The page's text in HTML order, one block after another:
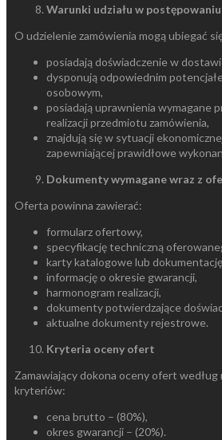
Warunki udziału w postępowaniu
O udzielenie zamówienia mogą ubiegać
posiadają doświadczenie w
dysponują odpowiednim
osobowym,
posiadają uprawnienia wymagane
realizacji przedmiotu zamówienia,
znajdują się w sytuacji
zapewniającej prawidłowe
Dokumenty wymagane wraz z
Oferta powinna zawierać:
formularz ofertowy,
specyfikację techniczną
karty katalogowe lub
informację o okresie gwarancji,
harmonogram realizacji,
dokumenty potwierdzające
aktualne dokumenty rejestrowe.
Kryteria oceny ofert
Zamawiający dokona oceny ofert według
kryteriów:
cena brutto – (80%),
okres gwarancji – (20%).